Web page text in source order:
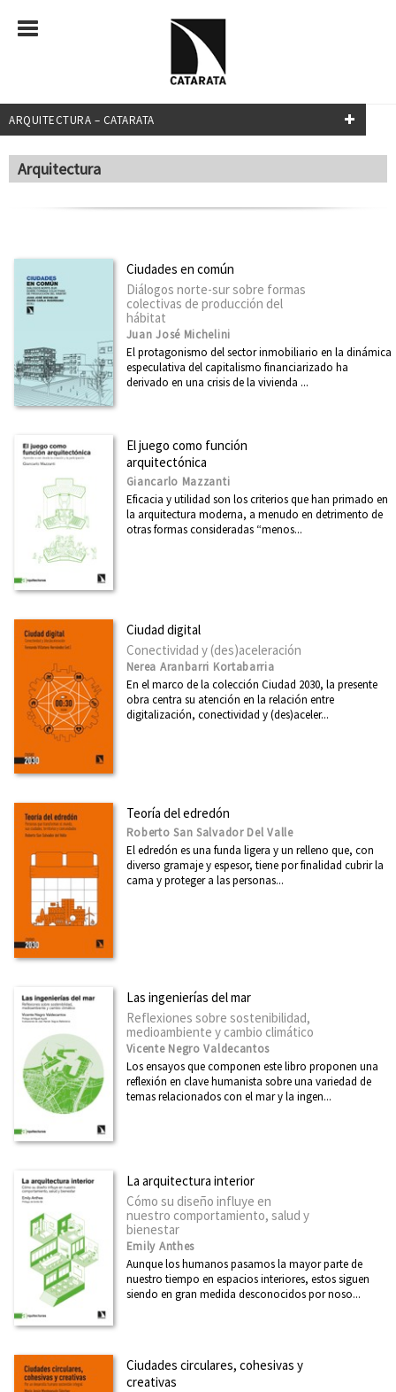
ARQUITECTURA – CATARATA
FILTRADO POR:
MATERIAS
Administración pública
América Latina
Arquitectura
Arte
Asia
Ciencia
Cooperación y desarrollo
Derechos Humanos
Diseño
Divulgación científica
Ecología
Economía
Educación
Euskadi
Feminismo
Filosofía
Física
Ver todas... (39)
NUESTRAS COLECCIONES
Investigación y Debate
Arquitecturas
Ciudad 2030
Casa África
Arquia/contextos
Fuera de Colección
CATÁLOGOS PDF
Boletín julio 2026
Boletín junio 2026
Boletín mayo 2026
Boletín abril 2026
Arquitectura
Ciudades en común
Diálogos norte-sur sobre formas
colectivas de producción del
hábitat
Juan José Michelini
El protagonismo del sector inmobiliario en la dinámica
especulativa del capitalismo financiarizado ha
derivado en una crisis de la vivienda ...
El juego como función
arquitectónica
Giancarlo Mazzanti
Eficacia y utilidad son los criterios que han primado en
la arquitectura moderna, a menudo en detrimento de
otras formas consideradas “menos...
Ciudad digital
Conectividad y (des)aceleración
Nerea Aranbarri Kortabarria
En el marco de la colección Ciudad 2030, la presente
obra centra su atención en la relación entre
digitalización, conectividad y (des)aceler...
Teoría del edredón
Roberto San Salvador Del Valle
El edredón es una funda ligera y un relleno que, con
diverso gramaje y espesor, tiene por finalidad cubrir la
cama y proteger a las personas...
Las ingenierías del mar
Reflexiones sobre sostenibilidad,
medioambiente y cambio climático
Vicente Negro Valdecantos
Los ensayos que componen este libro proponen una
reflexión en clave humanista sobre una variedad de
temas relacionados con el mar y la ingen...
La arquitectura interior
Cómo su diseño influye en
nuestro comportamiento, salud y
bienestar
Emily Anthes
Aunque los humanos pasamos la mayor parte de
nuestro tiempo en espacios interiores, estos siguen
siendo en gran medida desconocidos por noso...
Ciudades circulares, cohesivas y
creativas